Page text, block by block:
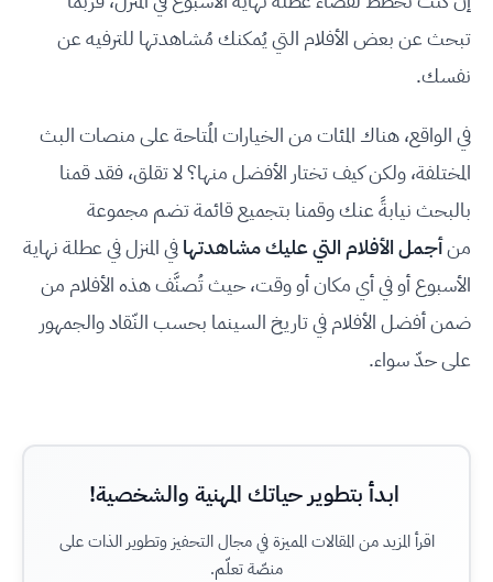
تبحث عن بعض الأفلام التي يُمكنك مُشاهدتها للترفيه عن
نفسك.
في الواقع، هناك المئات من الخيارات المُتاحة على منصات البث
المختلفة، ولكن كيف تختار الأفضل منها؟ لا تقلق، فقد قمنا
بالبحث نيابةً عنك وقمنا بتجميع قائمة تضم مجموعة
منأجمل الأفلام التي عليك مشاهدتهافي المنزل في عطلة نهاية
الأسبوع أو في أي مكان أو وقت، حيث تُصنَّف هذه الأفلام من
ضمن أفضل الأفلام في تاريخ السينما بحسب النّقاد والجمهور
على حدّ سواء.
ابدأ بتطوير حياتك المهنية والشخصية!
اقرأ المزيد من المقالات المميزة في مجال التحفيز وتطوير الذات على
منصّة تعلّم.